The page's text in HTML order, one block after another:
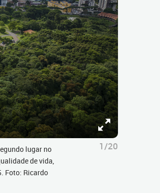
lugar no
de vida,
Foto: Ricardo
1/20